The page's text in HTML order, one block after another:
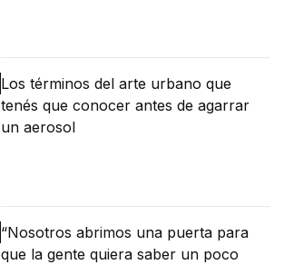
Los términos del arte urbano que
tenés que conocer antes de agarrar
un aerosol
“Nosotros abrimos una puerta para
que la gente quiera saber un poco